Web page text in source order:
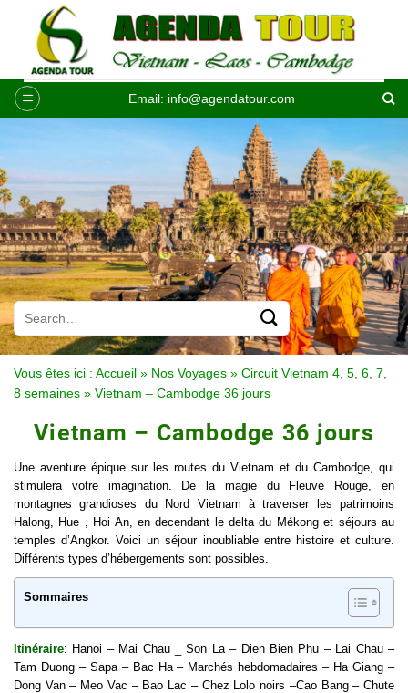
contenu
Email: info@agendatour.com
Vous êtes ici : Accueil » Nos Voyages » Circuit Vietnam 4, 5, 6, 7,
8 semaines » Vietnam – Cambodge 36 jours
Vietnam – Cambodge 36 jours
Une aventure épique sur les routes du Vietnam et du Cambodge, qui
stimulera votre imagination. De la magie du Fleuve Rouge, en
montagnes grandioses du Nord Vietnam à traverser les patrimoins
Halong, Hue , Hoi An, en decendant ledelta du Mékonget séjours au
temples d’Angkor. Voici un séjour inoubliable entre histoire et culture.
Différents types d’hébergements sont possibles.
Sommaires
Itinéraire: Hanoi – Mai Chau_ Son La – Dien Bien Phu – Lai Chau –
Tam Duong – Sapa – Bac Ha– Marchés hebdomadaires – Ha Giang –
Dong Van – Meo Vac – Bao Lac – Chez Lolo noirs –Cao Bang– Chute